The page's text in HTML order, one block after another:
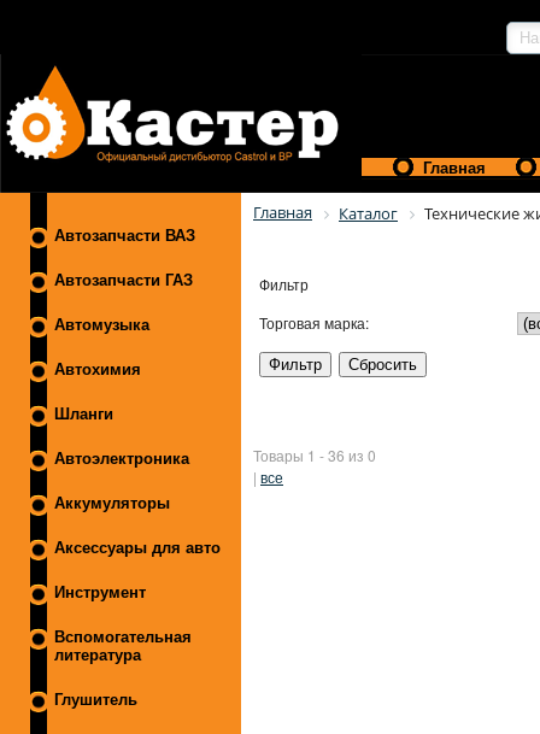
Главная
Автозапчасти ВАЗ
Автозапчасти ГАЗ
Автомузыка
Автохимия
Шланги
Автоэлектроника
Аккумуляторы
Аксессуары для авто
Инструмент
Вспомогательная
литература
Глушитель
Главная Каталог Технические
Фильтр
Торговая марка:
Товары 1 - 36 из 0
| все